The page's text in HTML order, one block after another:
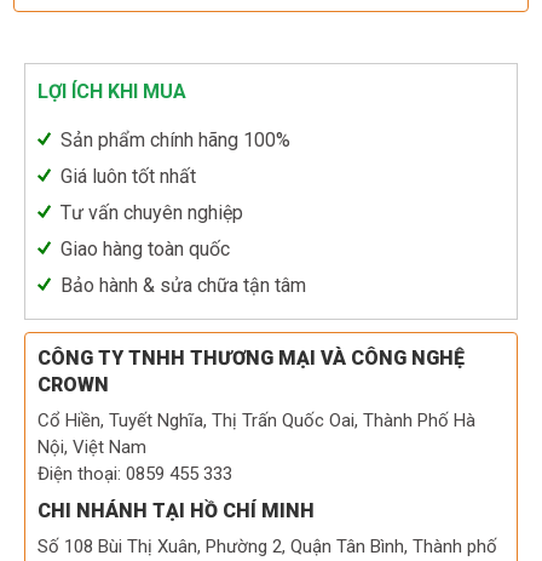
LỢI ÍCH KHI MUA
Sản phẩm chính hãng 100%
Giá luôn tốt nhất
Tư vấn chuyên nghiệp
Giao hàng toàn quốc
Bảo hành & sửa chữa tận tâm
CÔNG TY TNHH THƯƠNG MẠI VÀ CÔNG NGHỆ
CROWN
Cổ Hiền, Tuyết Nghĩa, Thị Trấn Quốc Oai, Thành Phố Hà
Nội, Việt Nam
Điện thoại: 0859 455 333
CHI NHÁNH TẠI HỒ CHÍ MINH
Số 108 Bùi Thị Xuân, Phường 2, Quận Tân Bình, Thành phố